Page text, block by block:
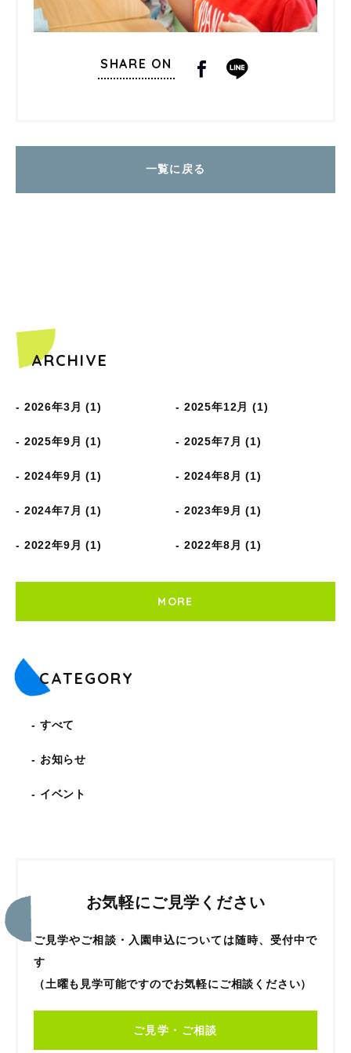
SHARE ON
一覧に戻る
ARCHIVE
2026年3月 (1) 2025年12月 (1)
2025年9月 (1) 2025年7月 (1)
2024年9月 (1) 2024年8月 (1)
2024年7月 (1) 2023年9月 (1)
2022年9月 (1) 2022年8月 (1)
MORE
CATEGORY
すべて
お知らせ
イベント
お気軽にご見学ください
ご見学やご相談・入園申込については随時、受付中で
す
（土曜も見学可能ですのでお気軽にご相談ください）
ご見学・ご相談